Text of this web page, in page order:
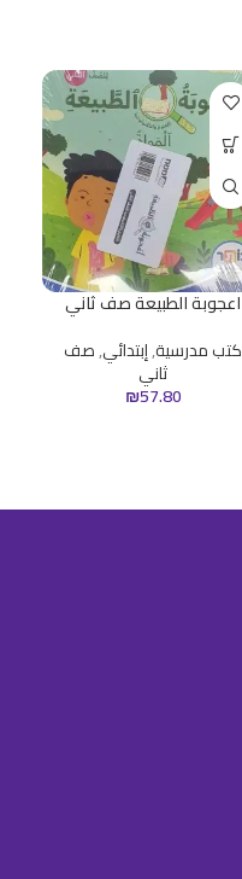
اعجوبة الطبيعة صف ثاني
كتب مدرسية,إبتدائي,صف
ثاني
₪57.80